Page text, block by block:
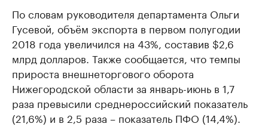
По словам руководителя департамента Ольги
Гусевой, объём экспорта в первом полугодии
2018 года увеличился на 43%, составив $2,6
млрд долларов. Также сообщается, что темпы
прироста внешнеторгового оборота
Нижегородской области за январь-июнь в 1,7
раза превысили среднероссийский показатель
(21,6%) и в 2,5 раза – показатель ПФО (14,4%).